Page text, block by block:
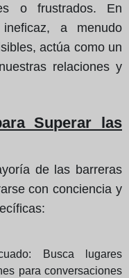
o frustrados. En
a menudo
actúa como un
relaciones y
Superar las
de las barreras
con conciencia y
Busca lugares
para conversaciones